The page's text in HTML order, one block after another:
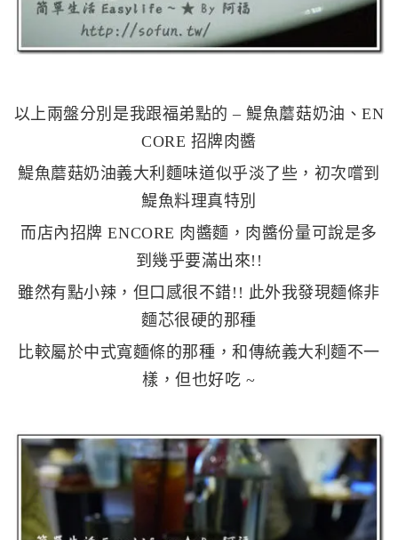
以上兩盤分別是我跟福弟點的 – 鯷魚蘑菇奶油、EN
CORE 招牌肉醬
鯷魚蘑菇奶油義大利麵味道似乎淡了些，初次嚐到
鯷魚料理真特別
而店內招牌 ENCORE 肉醬麵，肉醬份量可說是多
到幾乎要滿出來!!
雖然有點小辣，但口感很不錯!! 此外我發現麵條非
麵芯很硬的那種
比較屬於中式寬麵條的那種，和傳統義大利麵不一
樣，但也好吃 ~